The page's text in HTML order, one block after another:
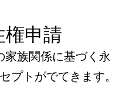
申請
家族関係に基づく永
プトがでてきます。